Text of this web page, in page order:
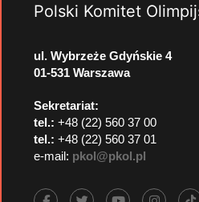
Polski Komitet
ul. Wybrzeże Gdyńskie 4
01-531 Warszawa
Sekretariat:
tel.: +48 (22) 560 37 00
tel.: +48 (22) 560 37 01
e-mail: pkol@pkol.pl